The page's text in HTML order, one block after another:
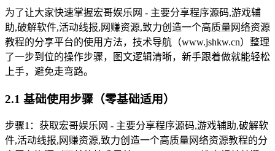
为了让大家快速掌握宏哥娱乐网 - 主要分享程序源码,游戏辅
助,破解软件,活动线报,网赚资源,致力创造一个高质量网络资源
教程的分享平台的使用方法，技术导航（www.jshkw.cn）整理
了一步到位的操作步骤，图文逻辑清晰，新手跟着做就能轻松
上手，避免走弯路。
2.1 基础使用步骤（零基础适用）
步骤1：获取宏哥娱乐网 - 主要分享程序源码,游戏辅助,破解软
件,活动线报,网赚资源,致力创造一个高质量网络资源教程的分